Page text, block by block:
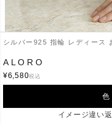
シルバー925 指輪 レディース
ALORO
¥6,580税込
色
イメージ違い
READY TO SHIP
在庫あり 即納商品